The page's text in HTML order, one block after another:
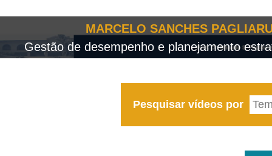
MARCELO SANCHES
Gestão de desempenho e planejamento
Pesquisar vídeos por